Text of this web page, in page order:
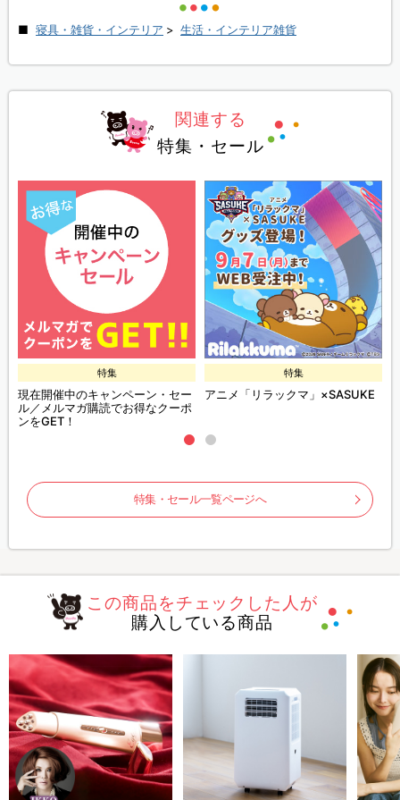
寝具・雑貨・インテリア > 生活・インテリア雑貨
関連する
特集・セール
特集
現在開催中のキャンペーン・セー
ル／メルマガ購読でお得なクーポ
ンをGET！
特集
アニメ「リラックマ」×SASUKE
特集・セール一覧ページへ
この商品をチェックした人が
購入している商品